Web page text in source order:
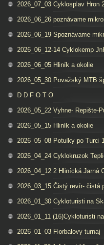
2026_07_03 Cyklosplav Hron
2026_06_26 poznávame
2026_06_19 Spoznávame
2026_06_12-14 Cyklokemp
2026_06_05 Hliník a okolie
2026_05_30 Považský MTB
D D F O T O
2026_05_22 Vyhne- Repište-
2026_05_15 Hliník a okolie
2026_05_08 Potulky po Turci
2026_04_24 Cyklokruzok
2026_04_12 2 Hlinícká Jarná
2026_03_15 Čistý revír- čistá
2026_01_30 Cykloturisti na
2026_01_11 (16)Cykloturisti
2026_01_03 Florbalovy turnaj